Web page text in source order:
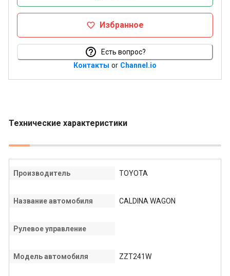
Избранное
Есть вопрос?
Контакты or Channel.io
Технические характеристики
Производитель TOYOTA
Название автомобиля CALDINA WAGON
Рулевое управление
Модель автомобиля ZZT241W